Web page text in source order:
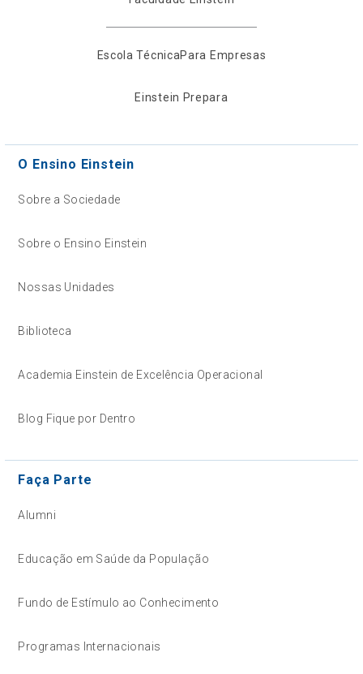
Escola TécnicaPara Empresas
Einstein Prepara
O Ensino Einstein
Sobre a Sociedade
Sobre o Ensino Einstein
Nossas Unidades
Biblioteca
Academia Einstein de Excelência Operacional
Blog Fique por Dentro
Faça Parte
Alumni
Educação em Saúde da População
Fundo de Estímulo ao Conhecimento
Programas Internacionais